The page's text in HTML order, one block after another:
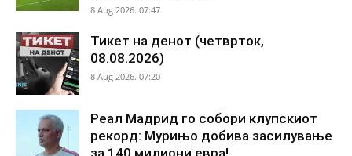
8 Aug 2026. 07:47
Тикет на денот (четврток,
08.08.2026)
8 Aug 2026. 07:20
Реал Мадрид го собори клупскиот
рекорд: Мурињо добива засилување
за 140 милиони евра!